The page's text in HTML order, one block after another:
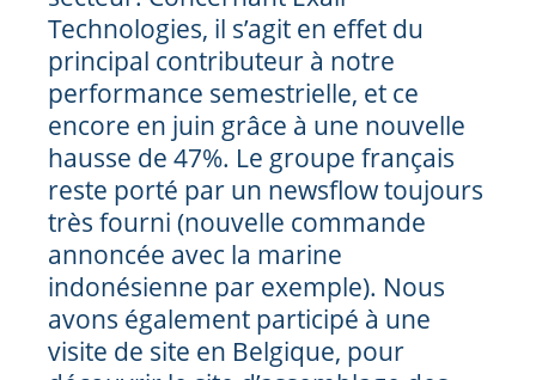
Technologies, il s’agit en effet du
principal contributeur à notre
performance semestrielle, et ce
encore en juin grâce à une nouvelle
hausse de 47%. Le groupe français
reste porté par un newsflow toujours
très fourni (nouvelle commande
annoncée avec la marine
indonésienne par exemple). Nous
avons également participé à une
visite de site en Belgique, pour